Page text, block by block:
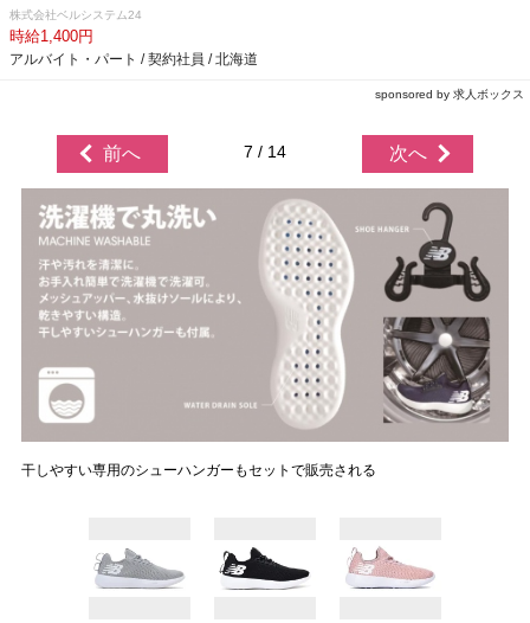
株式会社ベルシステム24
時給1,400円
アルバイト・パート / 契約社員 / 北海道
sponsored by 求人ボックス
前へ 7 / 14 次へ
干しやすい専用のシューハンガーもセットで販売される